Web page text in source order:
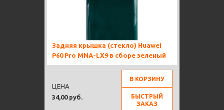
Задняя крышка (стекло) Huawei
P60 Pro MNA-LX9 в сборе зеленый
34,00 руб.
ЦЕНА
В КОРЗИНУ
БЫСТРЫЙ
ЗАКАЗ